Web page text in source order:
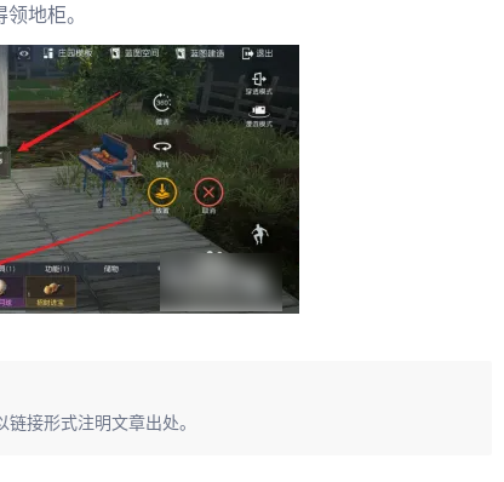
地柜。
接形式注明文章出处。